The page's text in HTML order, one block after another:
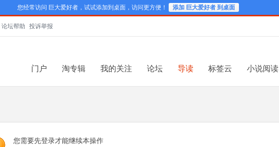
您经常访问 巨大爱好者，试试添加到桌面，访问更方便！ 添加 巨大爱好者 到桌面
论坛帮助 投诉举报
门户 淘专辑 我的关注 论坛 导读 标签云 小说阅读
您需要先登录才能继续本操作